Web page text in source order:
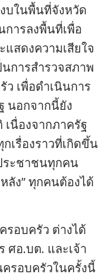
บในพื้นที่จังหวัด
การลงพื้นที่เพื่อ
สดงความเสียใจ
การสำรวจสภาพ
เพื่อดำเนินการ
นอกจากนี้ยัง
เนื่องจากภาครัฐ
เรื่องราวที่เกิดขึ้น
ระชาชนทุกคน
หลัง” ทุกคนต้องได้
รอบครัว ต่างได้
อ.บต. และเจ้า
รอบครัวในครั้งนี้